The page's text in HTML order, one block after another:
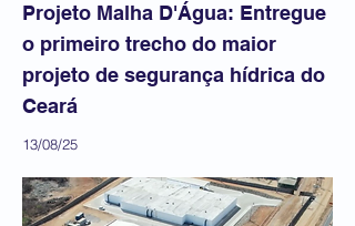
Projeto Malha D'Água: Entregue
o primeiro trecho do maior
projeto de segurança hídrica do
Ceará
13/08/25